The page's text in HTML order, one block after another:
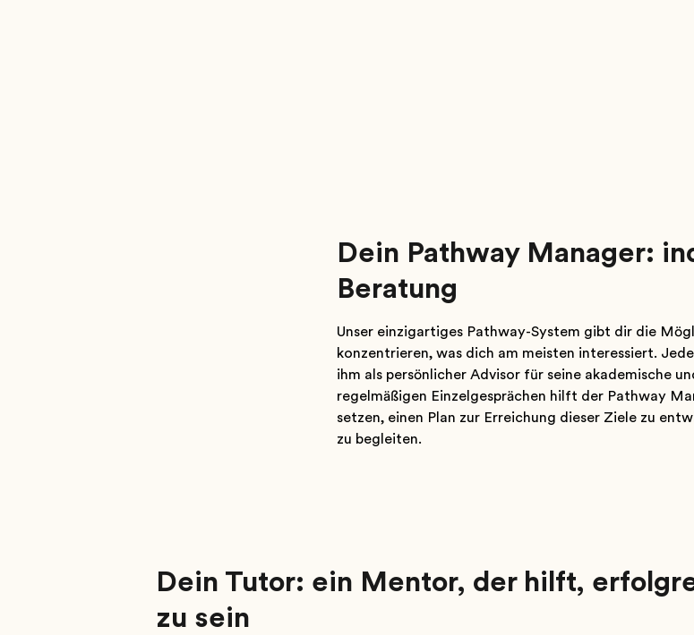
Dein Pathway Manager:
Beratung
Unser einzigartiges Pathway-System gibt dir die
konzentrieren, was dich am meisten interessiert.
ihm als persönlicher Advisor für seine akademische
regelmäßigen Einzelgesprächen hilft der Pathway
setzen, einen Plan zur Erreichung dieser Ziele zu
zu begleiten.
Dein Tutor: ein Mentor, der hilft,
zu sein